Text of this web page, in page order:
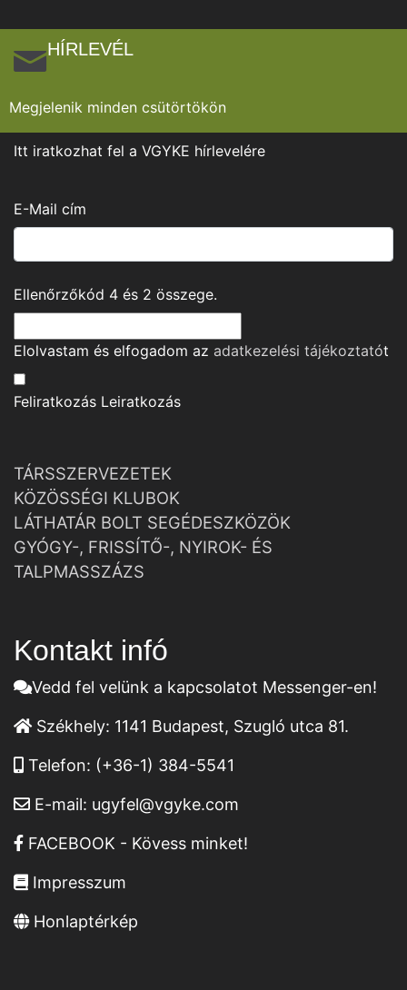
HÍRLEVÉL
Megjelenik minden csütörtökön
Itt iratkozhat fel a VGYKE hírlevelére
E-Mail cím
Ellenőrzőkód 4 és 2 összege.
Elolvastam és elfogadom az adatkezelési tájékoztatót
Feliratkozás Leiratkozás
TÁRSSZERVEZETEK
KÖZÖSSÉGI KLUBOK
LÁTHATÁR BOLT SEGÉDESZKÖZÖK
GYÓGY-, FRISSÍTŐ-, NYIROK- ÉS
TALPMASSZÁZS
Kontakt infó
Vedd fel velünk a kapcsolatot Messenger-en!
Székhely: 1141 Budapest, Szugló utca 81.
Telefon: (+36-1) 384-5541
E-mail: ugyfel@vgyke.com
FACEBOOK - Kövess minket!
Impresszum
Honlaptérkép